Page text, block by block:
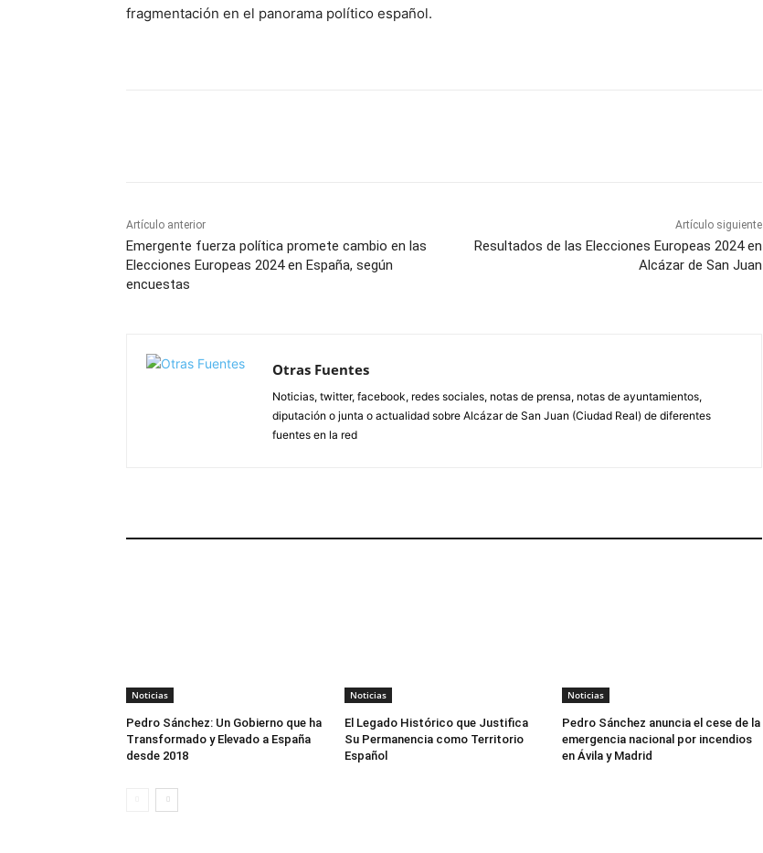
fragmentación en el panorama político español.
Artículo anterior
Emergente fuerza política promete cambio en las
Elecciones Europeas 2024 en España, según
encuestas
Artículo siguiente
Resultados de las Elecciones Europeas 2024 en
Alcázar de San Juan
Otras Fuentes
Noticias, twitter, facebook, redes sociales, notas de prensa, notas de ayuntamientos,
diputación o junta o actualidad sobre Alcázar de San Juan (Ciudad Real) de diferentes
fuentes en la red
Noticias
Pedro Sánchez: Un Gobierno que ha
Transformado y Elevado a España
desde 2018
Noticias
El Legado Histórico que Justifica
Su Permanencia como Territorio
Español
Noticias
Pedro Sánchez anuncia el cese de la
emergencia nacional por incendios
en Ávila y Madrid